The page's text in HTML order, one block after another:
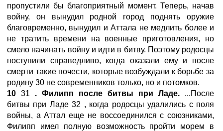
пропустили бы благоприятный момент. Теперь, начав
войну, он вынудил родной город поднять оружие
благовременно, вынудил и Аттала не медлить более и
не тратить времени на военные приготовления, но
смело начинать войну и идти в битву. Поэтому родосцы
поступили справедливо, когда оказали ему и после
смерти такие почести, которые возбуждали к борьбе за
родину 30 не современников только, но и потомков.
10 31 . Филипп после битвы при Ладе. ...После
битвы при Ладе 32 , когда родосцы удалились с поля
войны, а Аттал еще не воссоединился с союзниками,
Филипп имел полную возможность пройти морем в